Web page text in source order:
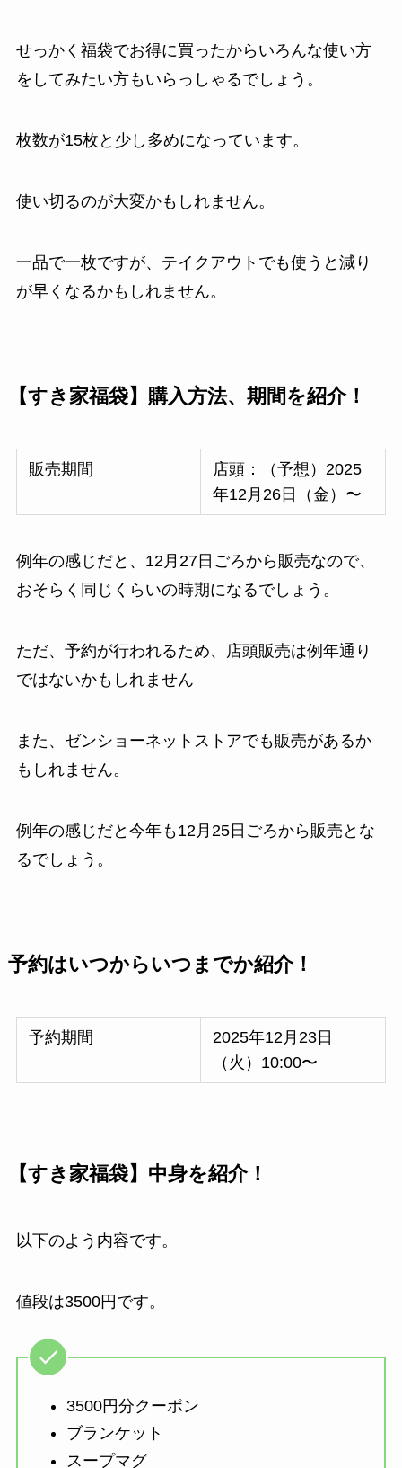
せっかく福袋でお得に買ったからいろんな使い方
をしてみたい方もいらっしゃるでしょう。
枚数が15枚と少し多めになっています。
使い切るのが大変かもしれません。
一品で一枚ですが、テイクアウトでも使うと減り
が早くなるかもしれません。
【すき家福袋】購入方法、期間を紹介！
販売期間
店頭：（予想）2025
年12月26日（金）〜
例年の感じだと、12月27日ごろから販売なので、
おそらく同じくらいの時期になるでしょう。
ただ、予約が行われるため、店頭販売は例年通り
ではないかもしれません
また、ゼンショーネットストアでも販売があるか
もしれません。
例年の感じだと今年も12月25日ごろから販売とな
るでしょう。
予約はいつからいつまでか紹介！
予約期間
2025年12月23日
（火）10:00〜
【すき家福袋】中身を紹介！
以下のよう内容です。
値段は3500円です。
3500円分クーポン
ブランケット
スープマグ